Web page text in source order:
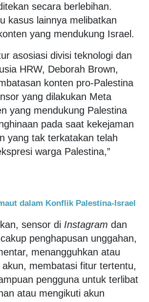
secara berlebihan.
kasus lainnya melibatkan
yang mendukung Israel.
asosiasi divisi teknologi dan
HRW, Deborah Brown,
konten pro-Palestina
yang dilakukan Meta
yang mendukung Palestina
pada saat kekejaman
yang tak terkatakan telah
warga Palestina,”
dalam Konflik Palestina-Israel
sensor di Instagram dan
penghapusan unggahan,
menangguhkan atau
membatasi fitur tertentu,
pengguna untuk terlibat
atau mengikuti akun